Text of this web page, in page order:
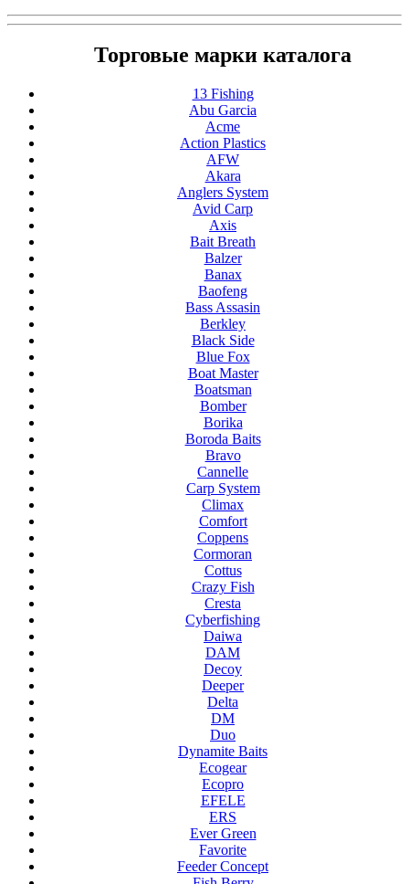
Торговые марки каталога
13 Fishing
Abu Garcia
Acme
Action Plastics
AFW
Akara
Anglers System
Avid Carp
Axis
Bait Breath
Balzer
Banax
Baofeng
Bass Assasin
Berkley
Black Side
Blue Fox
Boat Master
Boatsman
Bomber
Borika
Boroda Baits
Bravo
Cannelle
Carp System
Climax
Comfort
Coppens
Cormoran
Cottus
Crazy Fish
Cresta
Cyberfishing
Daiwa
DAM
Decoy
Deeper
Delta
DM
Duo
Dynamite Baits
Ecogear
Ecopro
EFELE
ERS
Ever Green
Favorite
Feeder Concept